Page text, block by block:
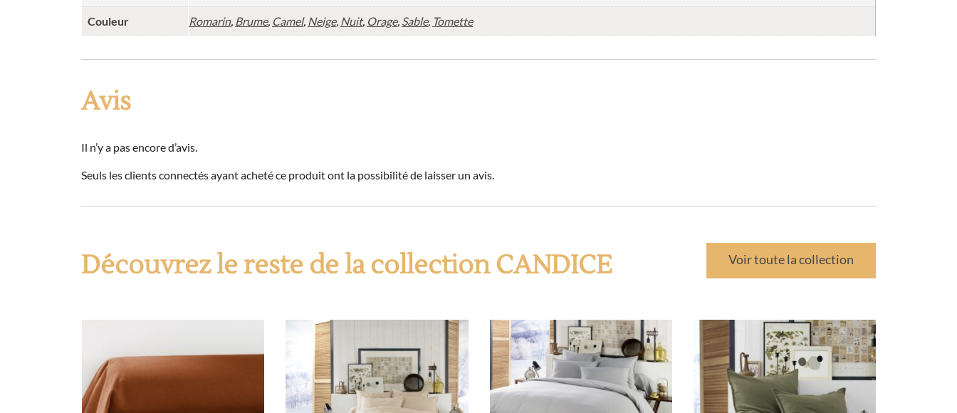
Couleur Romarin, Brume, Camel, Neige, Nuit, Orage, Sable, Tomette
Avis
Il n’y a pas encore d’avis.
Seuls les clients connectés ayant acheté ce produit ont la possibilité de laisser un avis.
Découvrez le reste de la collection CANDICE Voir toute la collection